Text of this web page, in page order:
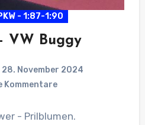
- 1:87-1:90
VW Buggy
28. November 2024
Kommentare
- Prilblumen.